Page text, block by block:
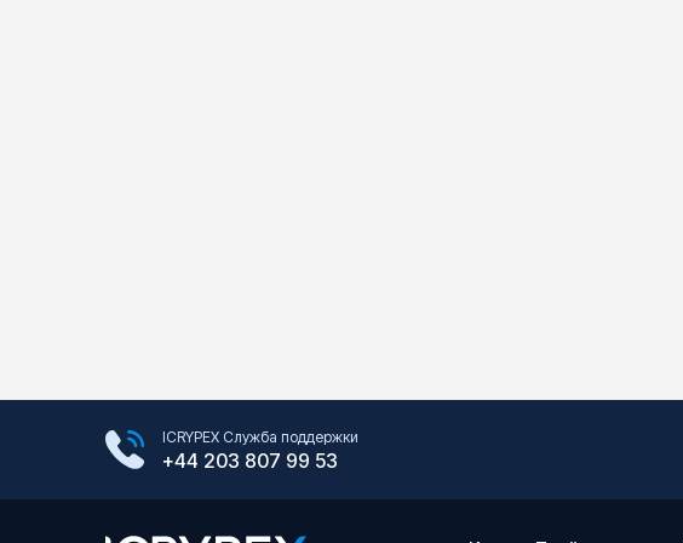
ICRYPEX Служба поддержки
+44 203 807 99 53
Google Play StoreApp Store